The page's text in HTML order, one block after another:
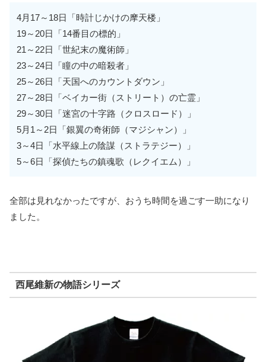
4月17～18日「時計じかけの摩天楼」
19～20日「14番目の標的」
21～22日「世紀末の魔術師」
23～24日「瞳の中の暗殺者」
25～26日「天国へのカウントダウン」
27～28日「ベイカー街（ストリート）の亡霊」
29～30日「迷宮の十字路（クロスロード）」
5月1～2日「銀翼の奇術師（マジシャン）」
3～4日「水平線上の陰謀（ストラテジー）」
5～6日「探偵たちの鎮魂歌（レクイエム）」
全部は見れなかったですが、おうち時間を過ごす一助になり
ました。
西尾維新の物語シリーズ